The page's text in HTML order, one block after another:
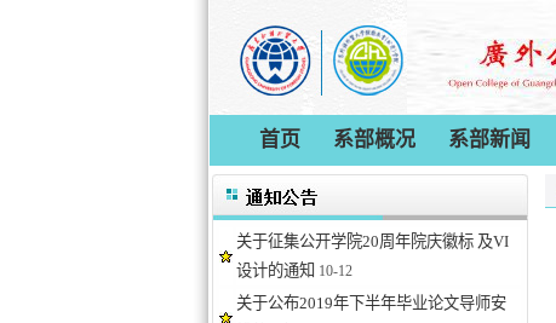
首页 系部概况 系部新闻
关于征集公开学院20周年院庆徽标 及VI
设计的通知 10-12
关于公布2019年下半年毕业论文导师安